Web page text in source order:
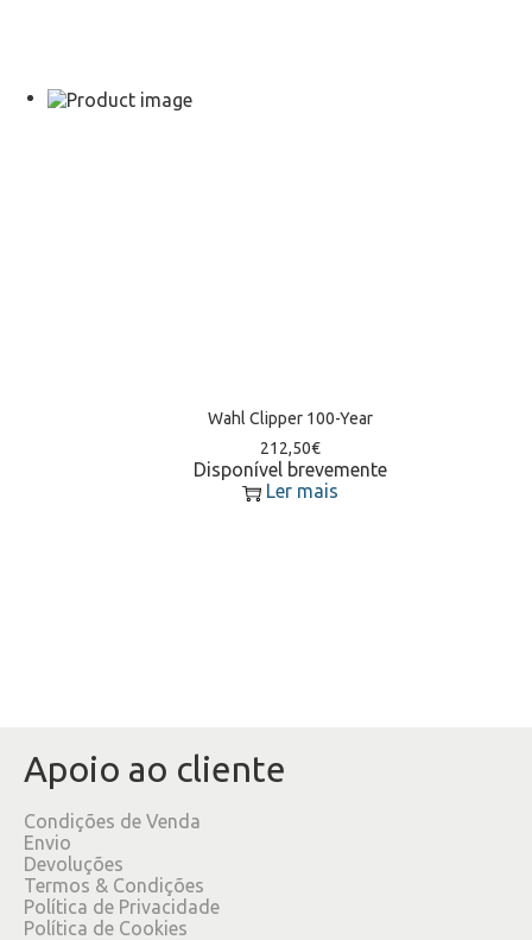
Wahl Clipper 100-Year
212,50€
Disponível brevemente
Ler mais
Apoio ao cliente
Condições de Venda
Envio
Devoluções
Termos & Condições
Política de Privacidade
Política de Cookies